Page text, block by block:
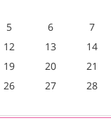
5 6 7
12 13 14
19 20 21
26 27 28